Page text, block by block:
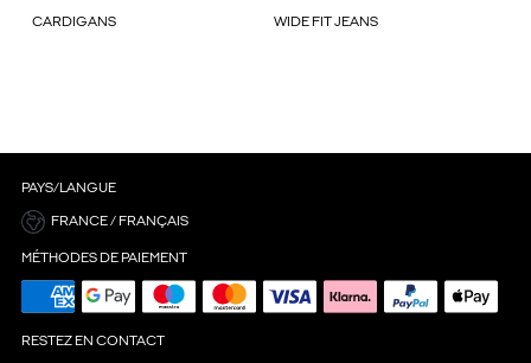
CARDIGANS WIDE FIT JEANS
PAYS/LANGUE
FRANCE / FRANÇAIS
MÉTHODES DE PAIEMENT
RESTEZ EN CONTACT